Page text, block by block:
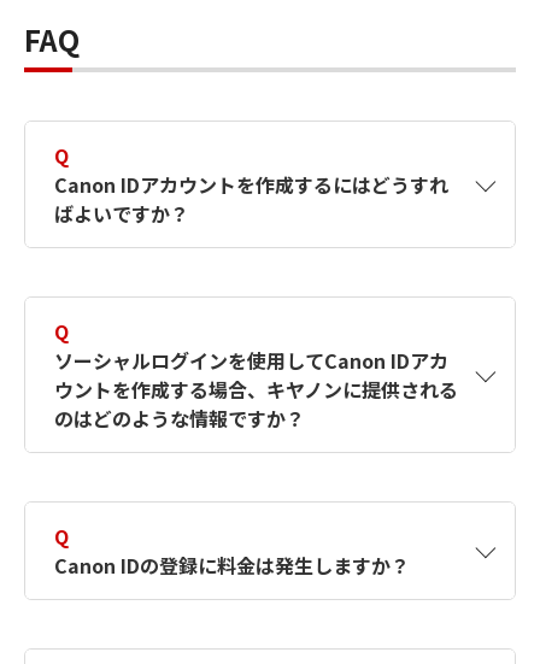
FAQ
Q
Canon IDアカウントを作成するにはどうすれ
ばよいですか？
す。詳しい作成方法は【カメラ】Canon IDとは
何ですか？Canon IDの作成方法は？をご確認く
ださい。
Q
ソーシャルログインを使用してCanon IDアカ
ウントを作成する場合、キヤノンに提供される
のはどのような情報ですか？
択したサービスから取得します。アカウントを
簡単に作成できるように、この情報を使用して
Canon IDの登録フォームを入力します。
Q
Canon IDの登録に料金は発生しますか？